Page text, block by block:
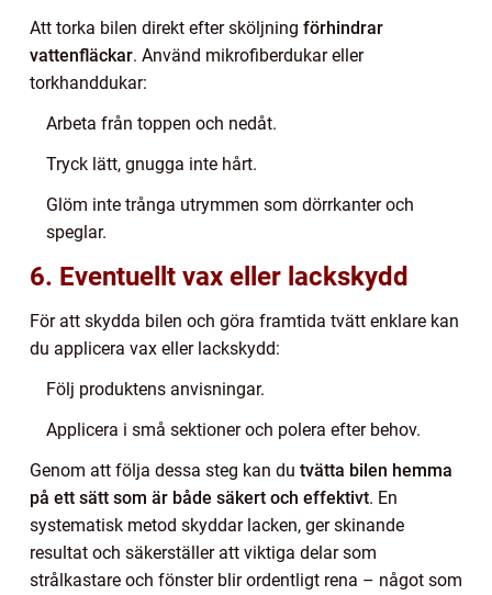
Att torka bilen direkt efter sköljning förhindrar
vattenfläckar. Använd mikrofiberdukar eller
torkhanddukar:
Arbeta från toppen och nedåt.
Tryck lätt, gnugga inte hårt.
Glöm inte trånga utrymmen som dörrkanter och
speglar.
6. Eventuellt vax eller lackskydd
För att skydda bilen och göra framtida tvätt enklare kan
du applicera vax eller lackskydd:
Följ produktens anvisningar.
Applicera i små sektioner och polera efter behov.
Genom att följa dessa steg kan du tvätta bilen hemma
på ett sätt som är både säkert och effektivt. En
systematisk metod skyddar lacken, ger skinande
resultat och säkerställer att viktiga delar som
strålkastare och fönster blir ordentligt rena – något som